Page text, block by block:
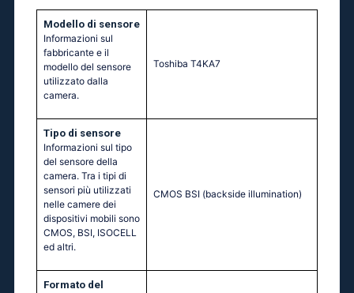
Modello di sensore
Informazioni sul
fabbricante e il
modello del sensore
utilizzato dalla
camera.
Toshiba T4KA7
Tipo di sensore
Informazioni sul tipo
del sensore della
camera. Tra i tipi di
sensori più utilizzati
nelle camere dei
dispositivi mobili sono
CMOS, BSI, ISOCELL
ed altri.
CMOS BSI (backside illumination)
Formato del